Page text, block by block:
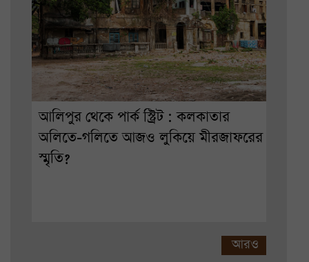
আলিপুর থেকে পার্ক স্ট্রিট : কলকাতার
অলিতে-গলিতে আজও লুকিয়ে মীরজাফরের
স্মৃতি?
আরও